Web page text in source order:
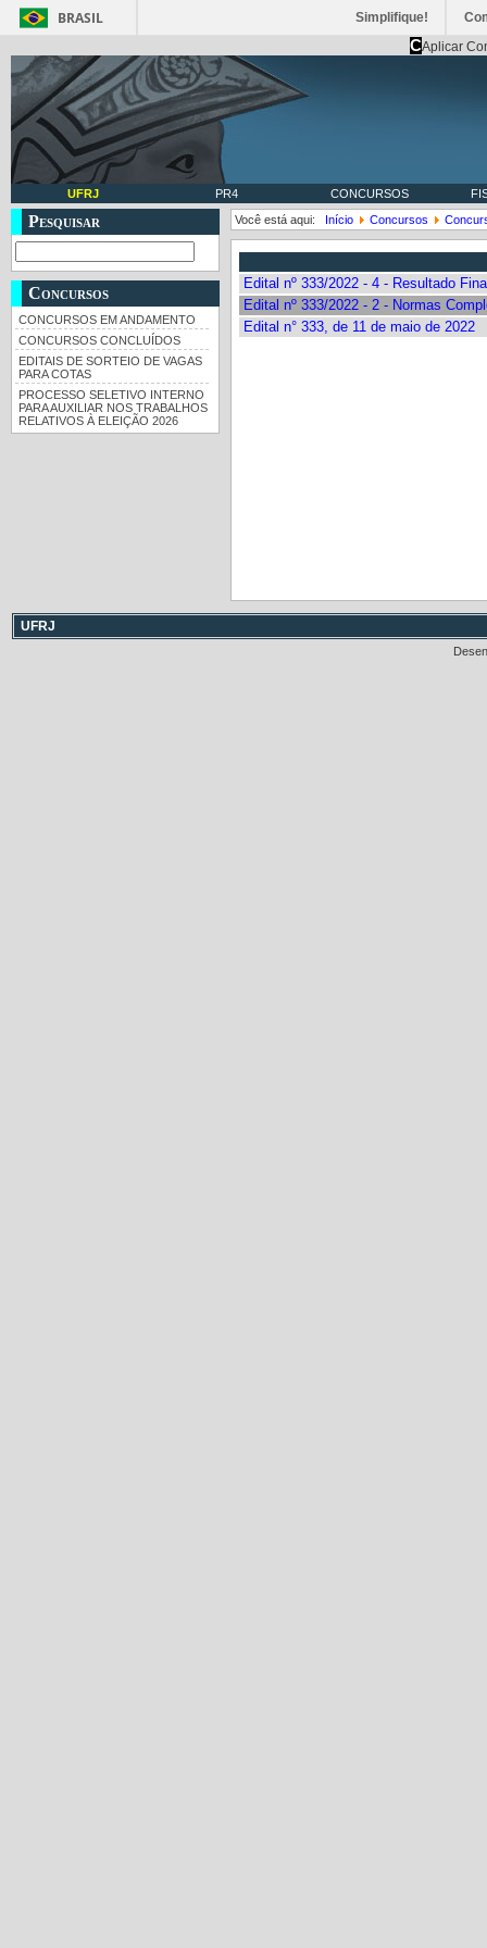
BRASIL Simplifique!
CAplicar
UFRJ PR4 CONCURSOS
Pesquisar
Concursos
CONCURSOS EM ANDAMENTO
CONCURSOS CONCLUÍDOS
EDITAIS DE SORTEIO DE VAGAS
PARA COTAS
PROCESSO SELETIVO INTERNO
PARA AUXILIAR NOS TRABALHOS
RELATIVOS À ELEIÇÃO 2026
Você está aqui: Início Concursos
Edital nº 333/2022 - 4 - Resultado
Edital nº 333/2022 - 2 - Normas
Edital n° 333, de 11 de maio de 2022
UFRJ